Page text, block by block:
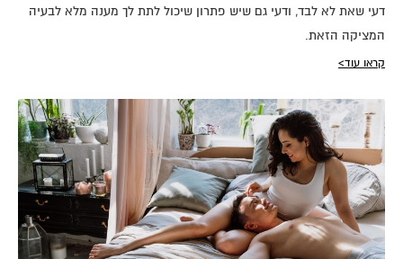
דעי שאת לא לבד, ודעי גם שיש פתרון שיכול לתת לך מענה מלא לבעיה
המציקה הזאת.
קראו עוד>